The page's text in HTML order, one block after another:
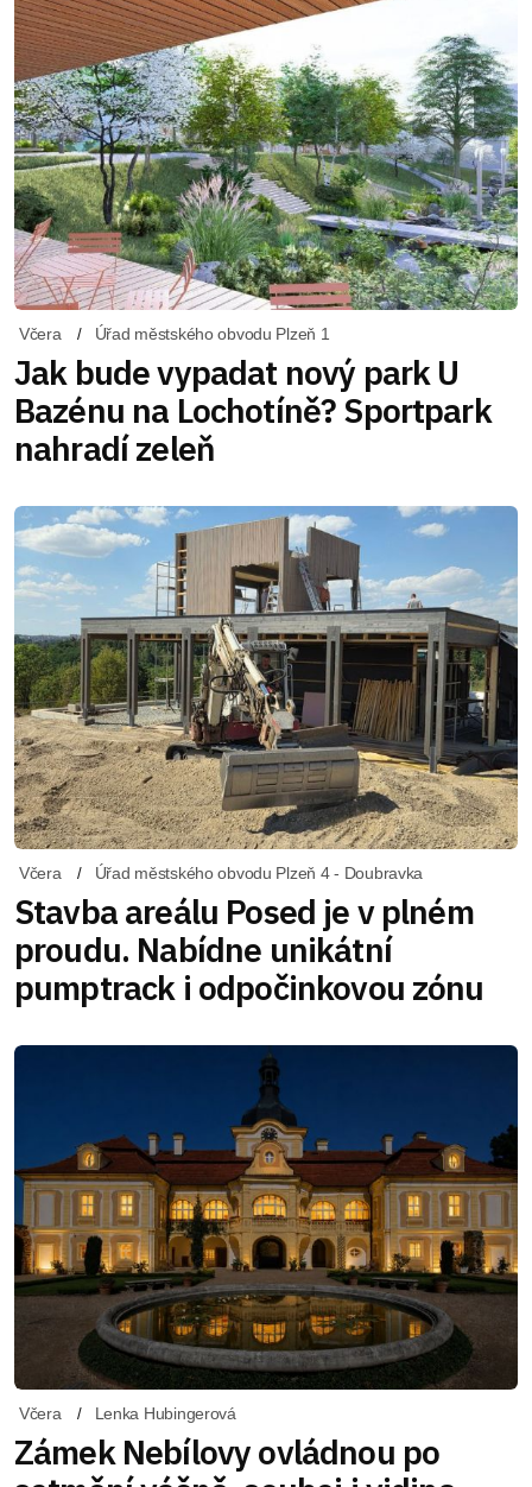
Včera Úřad městského obvodu Plzeň 1
Jak bude vypadat nový park U
Bazénu na Lochotíně? Sportpark
nahradí zeleň
Včera Úřad městského obvodu Plzeň 4 - Doubravka
Stavba areálu Posed je v plném
proudu. Nabídne unikátní
pumptrack i odpočinkovou zónu
Včera Lenka Hubingerová
Zámek Nebílovy ovládnou po